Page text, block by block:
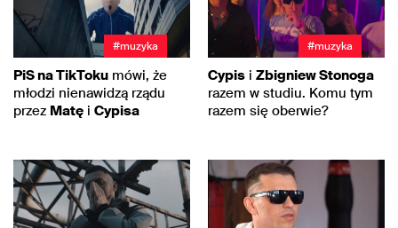
#muzyka
PiS na TikToku mówi, że
młodzi nienawidzą rządu
przez Matę i Cypisa
#muzyka
Cypis i Zbigniew Stonoga
razem w studiu. Komu tym
razem się oberwie?